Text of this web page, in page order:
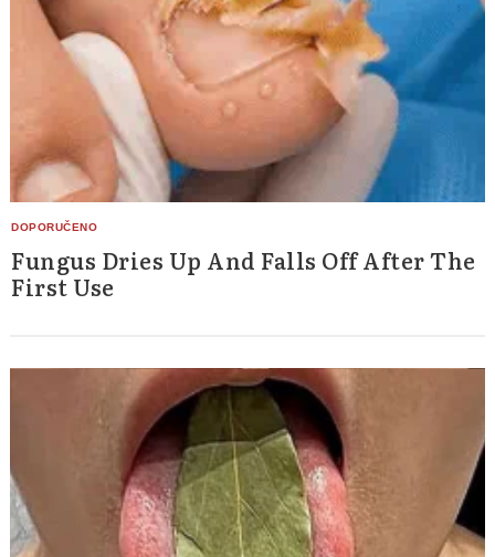
Fungus Dries Up And Falls Off After The
First Use